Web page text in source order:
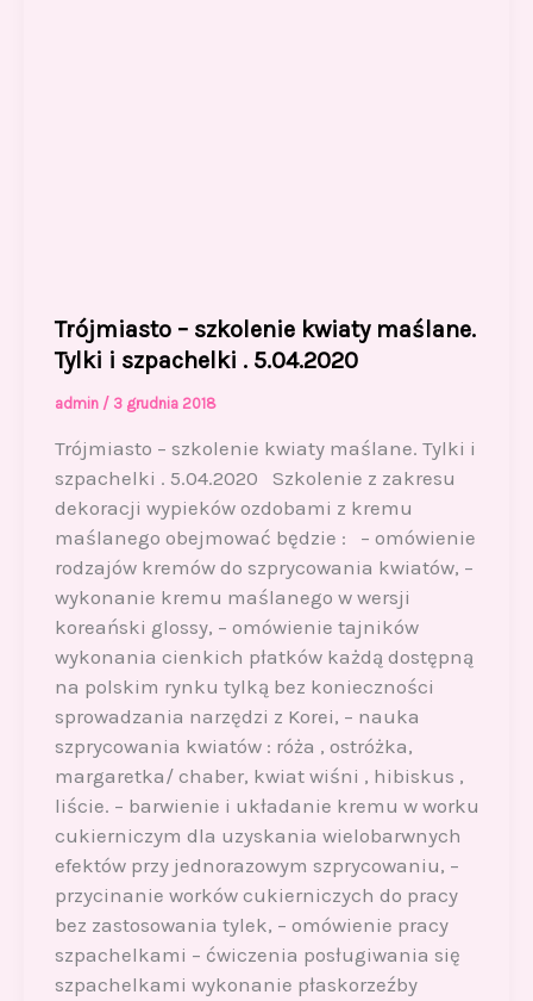
Trójmiasto – szkolenie kwiaty maślane.
Tylki i szpachelki . 5.04.2020
admin / 3 grudnia 2018
Trójmiasto – szkolenie kwiaty maślane. Tylki i
szpachelki . 5.04.2020 Szkolenie z zakresu
dekoracji wypieków ozdobami z kremu
maślanego obejmować będzie : – omówienie
rodzajów kremów do szprycowania kwiatów, –
wykonanie kremu maślanego w wersji
koreański glossy, – omówienie tajników
wykonania cienkich płatków każdą dostępną
na polskim rynku tylką bez konieczności
sprowadzania narzędzi z Korei, – nauka
szprycowania kwiatów : róża , ostróżka,
margaretka/ chaber, kwiat wiśni , hibiskus ,
liście. – barwienie i układanie kremu w worku
cukierniczym dla uzyskania wielobarwnych
efektów przy jednorazowym szprycowaniu, –
przycinanie worków cukierniczych do pracy
bez zastosowania tylek, – omówienie pracy
szpachelkami – ćwiczenia posługiwania się
szpachelkami wykonanie płaskorzeźby